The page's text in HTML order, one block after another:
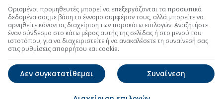
Ορισμένοι προμηθευτές μπορεί να επεξεργάζονται τα προσωπικά
δεδομένα σας με βάση το έννομο συμφέρον τους, αλλά μπορείτε να
αρνηθείτε κάνοντας διαχείριση των παρακάτω επιλογών. Αναζητήστε
έναν σύνδεσμο στο κάτω μέρος αυτής της σελίδας ή στο μενού του
ιστοτόπου, για να διαχειριστείτε ή να ανακαλέσετε τη συναίνεσή σας
στις ρυθμίσεις απορρήτου και cookie.
Συναίνεση
Δεν συγκατατίθεμαι